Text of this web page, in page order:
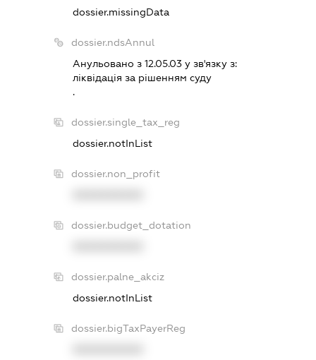
dossier.missingData
dossier.ndsAnnul
Анульовано з 12.05.03 у зв'язку з:
лiквiдацiя за рiшенням суду
.
dossier.single_tax_reg
dossier.notInList
dossier.non_profit
dossier.budget_dotation
dossier.palne_akciz
dossier.notInList
dossier.bigTaxPayerReg